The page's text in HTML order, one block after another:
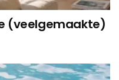
(veelgemaakte)